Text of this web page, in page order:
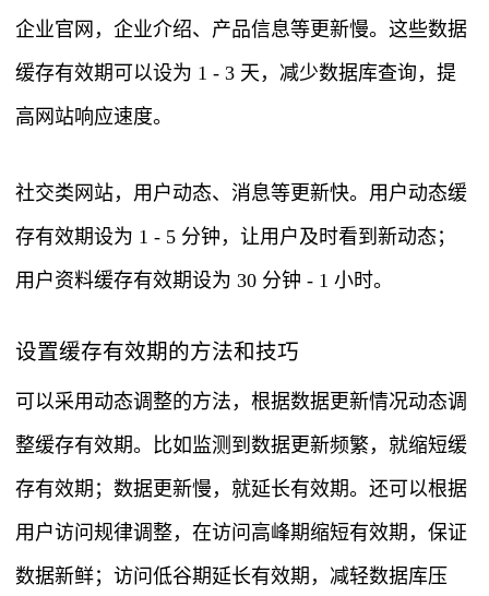
企业官网，企业介绍、产品信息等更新慢。这些数据
缓存有效期可以设为 1 - 3 天，减少数据库查询，提
高网站响应速度。
社交类网站，用户动态、消息等更新快。用户动态缓
存有效期设为 1 - 5 分钟，让用户及时看到新动态；
用户资料缓存有效期设为 30 分钟 - 1 小时。
设置缓存有效期的方法和技巧
可以采用动态调整的方法，根据数据更新情况动态调
整缓存有效期。比如监测到数据更新频繁，就缩短缓
存有效期；数据更新慢，就延长有效期。还可以根据
用户访问规律调整，在访问高峰期缩短有效期，保证
数据新鲜；访问低谷期延长有效期，减轻数据库压